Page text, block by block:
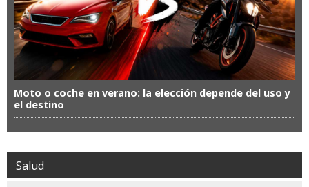
Moto o coche en verano: la elección depende del uso y
el destino
Salud